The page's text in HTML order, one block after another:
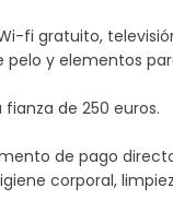
fi gratuito,
y elementos
de 250 euros.
de pago
corporal,